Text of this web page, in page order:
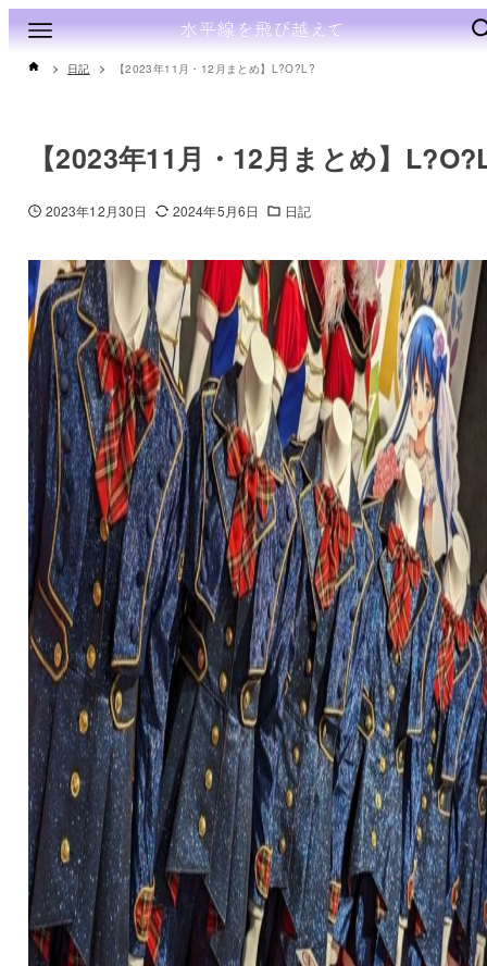
日記 【2023年11月・12月まとめ】L?O?L?
【2023年11月・12月まとめ】
2023年12月30日 2024年5月6日 日記